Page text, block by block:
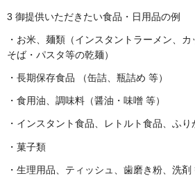
3 御提供いただきたい食品・日用品の例
・お米、麺類（インスタントラーメン、カ
そば・パスタ等の乾麺）
・長期保存食品 （缶詰、瓶詰め 等）
・食用油、調味料（醤油・味噌 等）
・インスタント食品、レトルト食品、ふ
・菓子類
・生理用品、ティッシュ、歯磨き粉、洗剤